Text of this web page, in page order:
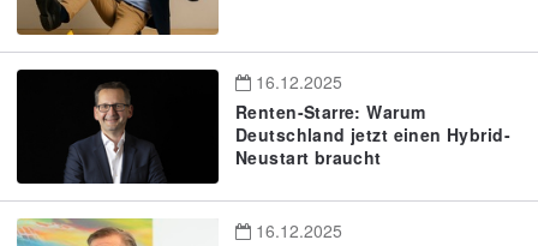
16.12.2025
Renten-Starre: Warum
Deutschland jetzt einen Hybrid-
Neustart braucht
16.12.2025